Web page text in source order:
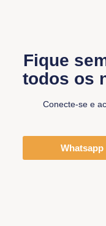
Fique
todos os
Conecte-se e
Whatsapp